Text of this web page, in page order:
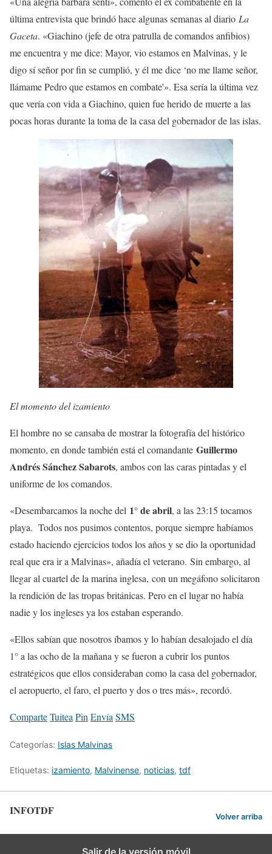
última entrevista que brindó hace algunas semanas al diario La
Gaceta. «Giachino (jefe de otra patrulla de comandos anfibios)
me encuentra y me dice: Mayor, vio estamos en Malvinas, y le
digo sí señor por fin se cumplió, y él me dice ‘no me llame señor,
llámame Pedro que estamos en combate'». Esa sería la última vez
que vería con vida a Giachino, quien fue herido de muerte a las
pocas horas durante la toma de la casa del gobernador de las islas.
El momento del izamiento
El hombre no se cansaba de mostrar la fotografía del histórico
momento, en donde también está el comandante Guillermo
Andrés Sánchez Sabarots, ambos con las caras pintadas y el
uniforme de los comandos.
«Desembarcamos la noche del 1° de abril, a las 23:15 tocamos
playa. Todos nos pusimos contentos, porque siempre habíamos
estado haciendo ejercicios todos los años y se dio la oportunidad
real que era ir a Malvinas», añadía el veterano. Sin embargo, al
llegar al cuartel de la marina inglesa, con un megáfono solicitaron
la rendición de las tropas británicas. Pero en el lugar no había
nadie y los ingleses ya los estaban esperando.
«Ellos sabían que nosotros íbamos y lo habían desalojado el día
1° a las ocho de la mañana y se fueron a cubrir los puntos
estratégicos que ellos consideraban como la casa del gobernador,
el aeropuerto, el faro, el puerto y dos o tres más», recordó.
ComparteTuiteaPinEnvíaSMS
Categorías: Islas Malvinas
Etiquetas: izamiento, Malvinense, noticias, tdf
INFOTDF Volver arriba